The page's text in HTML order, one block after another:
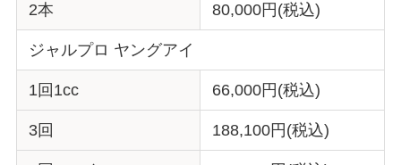
2本 80,000円(税込)
ジャルプロ ヤングアイ
1回1cc 66,000円(税込)
3回 188,100円(税込)